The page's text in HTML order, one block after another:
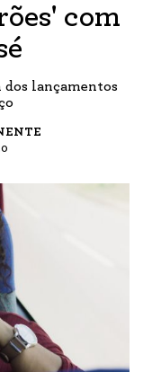
com
dos lançamentos